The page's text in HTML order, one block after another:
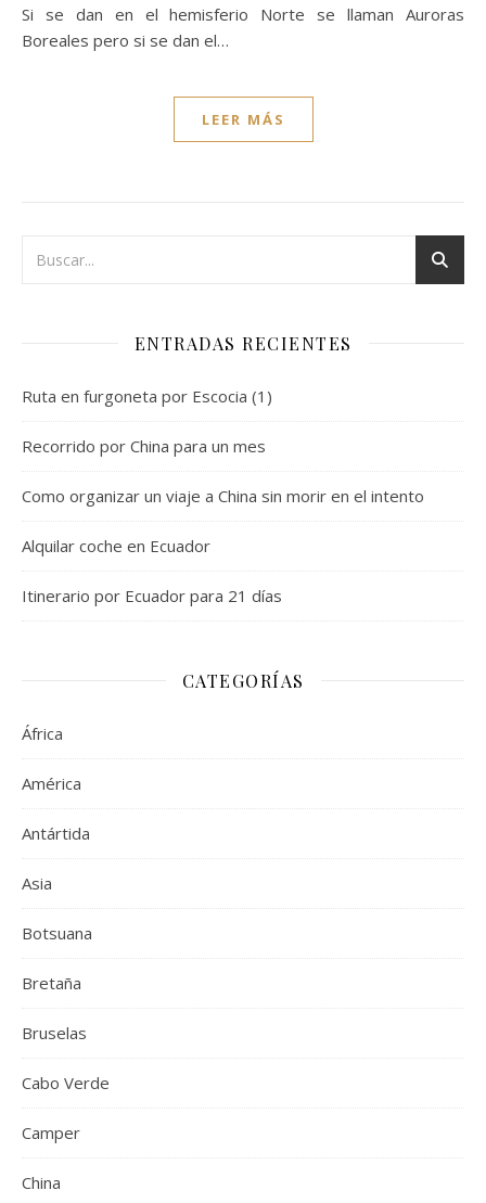
Si se dan en el hemisferio Norte se llaman Auroras
Boreales pero si se dan el…
LEER MÁS
ENTRADAS RECIENTES
Ruta en furgoneta por Escocia (1)
Recorrido por China para un mes
Como organizar un viaje a China sin morir en el intento
Alquilar coche en Ecuador
Itinerario por Ecuador para 21 días
CATEGORÍAS
África
América
Antártida
Asia
Botsuana
Bretaña
Bruselas
Cabo Verde
Camper
China